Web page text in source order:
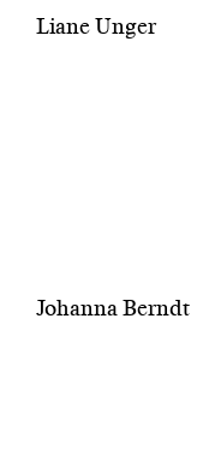
Liane Unger
Johanna Berndt